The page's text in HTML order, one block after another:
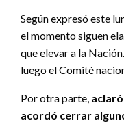
Según expresó este
el momento siguen
que elevar a la
luego el Comité
Por otra parte,
acordó cerrar